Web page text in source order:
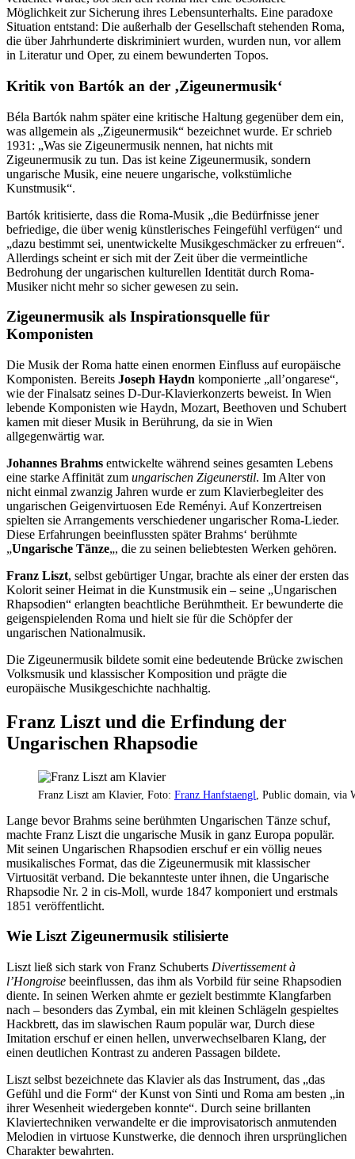
Möglichkeit zur Sicherung ihres Lebensunterhalts. Eine paradoxe
Situation entstand: Die außerhalb der Gesellschaft stehenden Roma,
die über Jahrhunderte diskriminiert wurden, wurden nun, vor allem
in Literatur und Oper, zu einem bewunderten Topos.
Kritik von Bartók an der ‚Zigeunermusik‘
Béla Bartók nahm später eine kritische Haltung gegenüber dem ein,
was allgemein als „Zigeunermusik“ bezeichnet wurde. Er schrieb
1931: „Was sie Zigeunermusik nennen, hat nichts mit
Zigeunermusik zu tun. Das ist keine Zigeunermusik, sondern
ungarische Musik, eine neuere ungarische, volkstümliche
Kunstmusik“.
Bartók kritisierte, dass die Roma-Musik „die Bedürfnisse jener
befriedige, die über wenig künstlerisches Feingefühl verfügen“ und
„dazu bestimmt sei, unentwickelte Musikgeschmäcker zu erfreuen“.
Allerdings scheint er sich mit der Zeit über die vermeintliche
Bedrohung der ungarischen kulturellen Identität durch Roma-
Musiker nicht mehr so sicher gewesen zu sein.
Zigeunermusik als Inspirationsquelle für
Komponisten
Die Musik der Roma hatte einen enormen Einfluss auf europäische
Komponisten. Bereits Joseph Haydn komponierte „all’ongarese“,
wie der Finalsatz seines D-Dur-Klavierkonzerts beweist. In Wien
lebende Komponisten wie Haydn, Mozart, Beethoven und Schubert
kamen mit dieser Musik in Berührung, da sie in Wien
allgegenwärtig war.
Johannes Brahms entwickelte während seines gesamten Lebens
eine starke Affinität zum ungarischen Zigeunerstil. Im Alter von
nicht einmal zwanzig Jahren wurde er zum Klavierbegleiter des
ungarischen Geigenvirtuosen Ede Reményi. Auf Konzertreisen
spielten sie Arrangements verschiedener ungarischer Roma-Lieder.
Diese Erfahrungen beeinflussten später Brahms‘ berühmte
„Ungarische Tänze„, die zu seinen beliebtesten Werken gehören.
Franz Liszt, selbst gebürtiger Ungar, brachte als einer der ersten das
Kolorit seiner Heimat in die Kunstmusik ein – seine „Ungarischen
Rhapsodien“ erlangten beachtliche Berühmtheit. Er bewunderte die
geigenspielenden Roma und hielt sie für die Schöpfer der
ungarischen Nationalmusik.
Die Zigeunermusik bildete somit eine bedeutende Brücke zwischen
Volksmusik und klassischer Komposition und prägte die
europäische Musikgeschichte nachhaltig.
Franz Liszt und die Erfindung der
Ungarischen Rhapsodie
Franz Liszt am Klavier, Foto: Franz Hanfstaengl , Public domain, via
Lange bevor Brahms seine berühmten Ungarischen Tänze schuf,
machte Franz Liszt die ungarische Musik in ganz Europa populär.
Mit seinen Ungarischen Rhapsodien erschuf er ein völlig neues
musikalisches Format, das die Zigeunermusik mit klassischer
Virtuosität verband. Die bekannteste unter ihnen, die Ungarische
Rhapsodie Nr. 2 in cis-Moll, wurde 1847 komponiert und erstmals
1851 veröffentlicht.
Wie Liszt Zigeunermusik stilisierte
Liszt ließ sich stark von Franz Schuberts Divertissement à
l’Hongroise beeinflussen, das ihm als Vorbild für seine Rhapsodien
diente. In seinen Werken ahmte er gezielt bestimmte Klangfarben
nach – besonders das Zymbal, ein mit kleinen Schlägeln gespieltes
Hackbrett, das im slawischen Raum populär war, Durch diese
Imitation erschuf er einen hellen, unverwechselbaren Klang, der
einen deutlichen Kontrast zu anderen Passagen bildete.
Liszt selbst bezeichnete das Klavier als das Instrument, das „das
Gefühl und die Form“ der Kunst von Sinti und Roma am besten „in
ihrer Wesenheit wiedergeben konnte“. Durch seine brillanten
Klaviertechniken verwandelte er die improvisatorisch anmutenden
Melodien in virtuose Kunstwerke, die dennoch ihren ursprünglichen
Charakter bewahrten.